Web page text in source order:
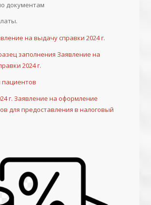
документам
на выдачу справки 2024 г.
заполнения Заявление на
2024 г.
пациентов
г. Заявление на оформление
для предоставления в налоговый